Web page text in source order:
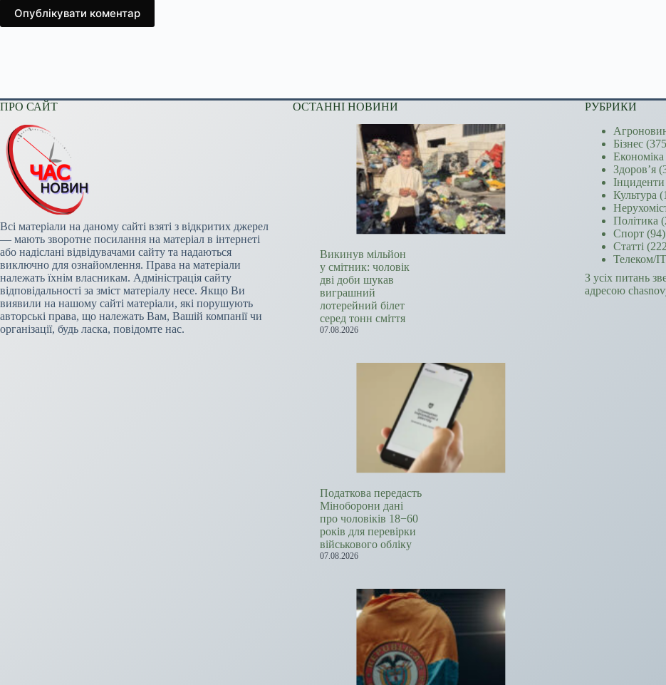
Опублікувати коментар
ПРО САЙТ
Всі матеріали на даному сайті взяті з відкритих джерел
— мають зворотне посилання на матеріал в інтернеті
або надіслані відвідувачами сайту та надаються
виключно для ознайомлення. Права на матеріали
належать їхнім власникам. Адміністрація сайту
відповідальності за зміст матеріалу несе. Якщо Ви
виявили на нашому сайті матеріали, які порушують
авторські права, що належать Вам, Вашій компанії чи
організації, будь ласка, повідомте нас.
ОСТАННІ НОВИНИ
Викинув мільйон
у смітник: чоловік
дві доби шукав
виграшний
лотерейний білет
серед тонн сміття
07.08.2026
Податкова передасть
Міноборони дані
про чоловіків 18−60
років для перевірки
військового обліку
07.08.2026
РУБРИКИ
Бізнес
Економіка
Здоров’я
Інциденти
Культура
Політика
Спорт (94)
Статті
Телеком/
З усіх питань
адресою